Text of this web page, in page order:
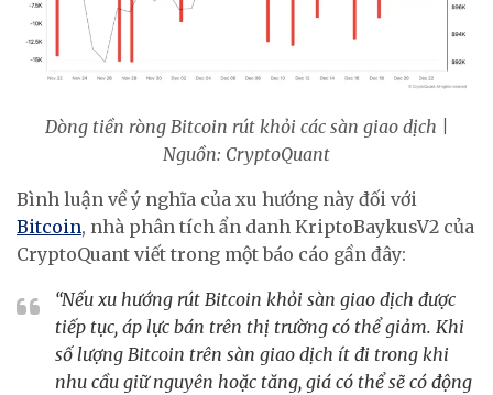
Dòng tiền ròng Bitcoin rút khỏi các sàn giao dịch |
Nguồn: CryptoQuant
Bình luận về ý nghĩa của xu hướng này đối với
Bitcoin, nhà phân tích ẩn danh KriptoBaykusV2 của
CryptoQuant viết trong một báo cáo gần đây:
“Nếu xu hướng rút Bitcoin khỏi sàn giao dịch được
tiếp tục, áp lực bán trên thị trường có thể giảm. Khi
số lượng Bitcoin trên sàn giao dịch ít đi trong khi
nhu cầu giữ nguyên hoặc tăng, giá có thể sẽ có động